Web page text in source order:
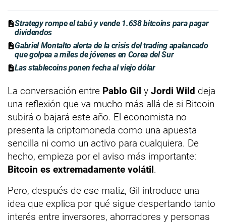
Strategy rompe el tabú y vende 1.638 bitcoins para pagar
dividendos
Gabriel Montalto alerta de la crisis del trading apalancado
que golpea a miles de jóvenes en Corea del Sur
Las stablecoins ponen fecha al viejo dólar
La conversación entre Pablo Gil y Jordi Wild deja
una reflexión que va mucho más allá de si Bitcoin
subirá o bajará este año. El economista no
presenta la criptomoneda como una apuesta
sencilla ni como un activo para cualquiera. De
hecho, empieza por el aviso más importante:
Bitcoin es extremadamente volátil.
Pero, después de ese matiz, Gil introduce una
idea que explica por qué sigue despertando tanto
interés entre inversores, ahorradores y personas